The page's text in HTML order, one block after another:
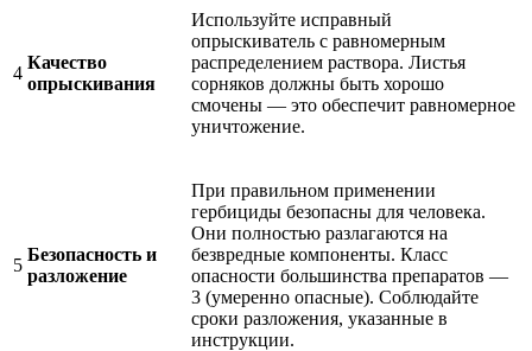
4
Качество
опрыскивания
Используйте исправный
опрыскиватель с равномерным
распределением раствора. Листья
сорняков должны быть хорошо
смочены — это обеспечит равномерное
уничтожение.
5
Безопасность и
разложение
При правильном применении
гербициды безопасны для человека.
Они полностью разлагаются на
безвредные компоненты. Класс
опасности большинства препаратов —
3 (умеренно опасные). Соблюдайте
сроки разложения, указанные в
инструкции.